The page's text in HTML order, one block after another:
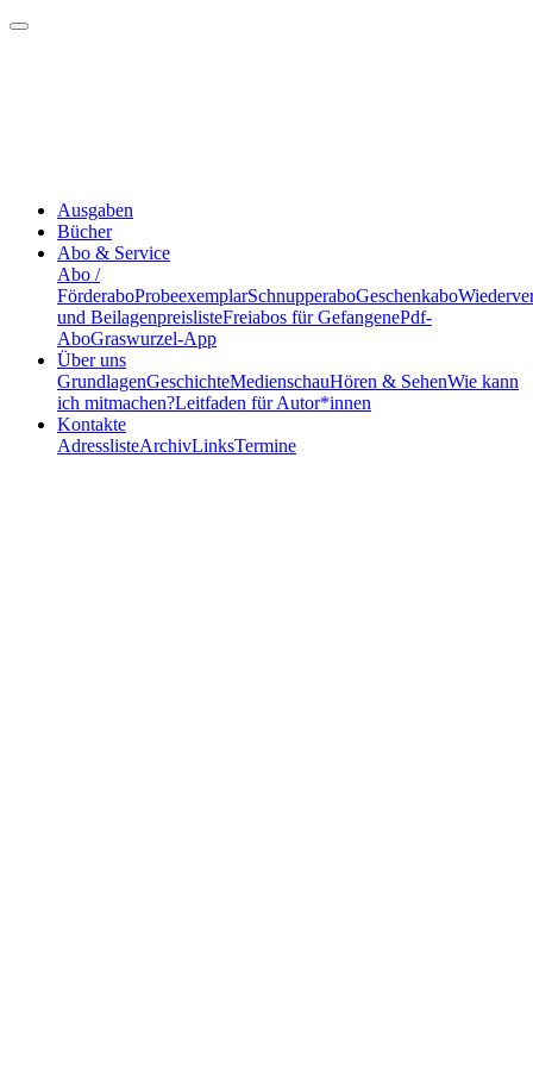
Ausgaben
Bücher
Abo & Service
Abo /
FörderaboProbeexemplarSchnupperaboGeschenkabo
und BeilagenpreislisteFreiabos für GefangenePdf-
AboGraswurzel-App
Über uns
GrundlagenGeschichteMedienschauHören & SehenWie kann
ich mitmachen?Leitfaden für Autor*innen
Kontakte
AdresslisteArchivLinksTermine